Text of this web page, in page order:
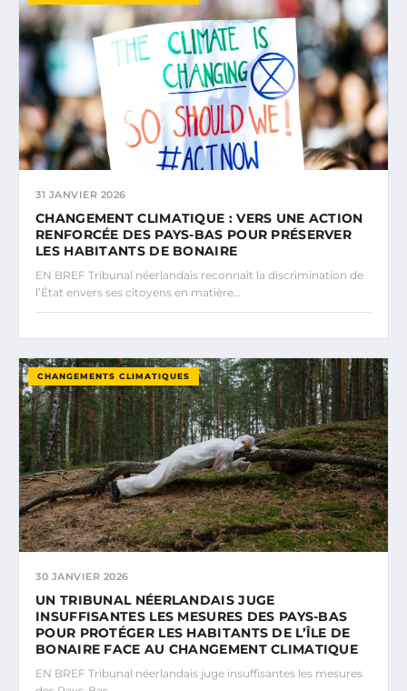
31 JANVIER 2026
CHANGEMENT CLIMATIQUE : VERS UNE ACTION
RENFORCÉE DES PAYS-BAS POUR PRÉSERVER
LES HABITANTS DE BONAIRE
EN BREF Tribunal néerlandais reconnaît la discrimination de
l’État envers ses citoyens en matière…
CHANGEMENTS CLIMATIQUES
30 JANVIER 2026
UN TRIBUNAL NÉERLANDAIS JUGE
INSUFFISANTES LES MESURES DES PAYS-BAS
POUR PROTÉGER LES HABITANTS DE L’ÎLE DE
BONAIRE FACE AU CHANGEMENT CLIMATIQUE
EN BREF Tribunal néerlandais juge insuffisantes les mesures